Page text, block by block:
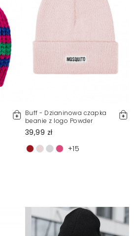
Buff - Dzianinowa czapka
beanie z logo Powder
39,99 zł
+15